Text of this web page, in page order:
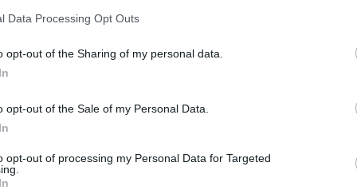
Data Processing Opt Outs
opt-out of the Sharing of my personal data.
opt-out of the Sale of my Personal Data.
opt-out of processing my Personal Data for Targeted
carezza, se poi devi diventare di nuovo un
tappa della violenza generale contro le donne.
e intimi di subire una violenza. (Roxane Gay,